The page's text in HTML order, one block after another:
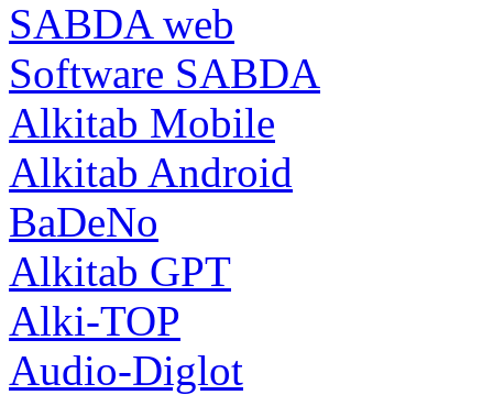
SABDA web
Software SABDA
Alkitab Mobile
Alkitab Android
BaDeNo
Alkitab GPT
Alki-TOP
Audio-Diglot